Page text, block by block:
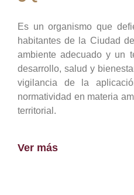
Es un organismo que
habitantes de la Ciudad
ambiente adecuado y un
desarrollo, salud y
vigilancia de la
normatividad en materia
territorial.
Ver más